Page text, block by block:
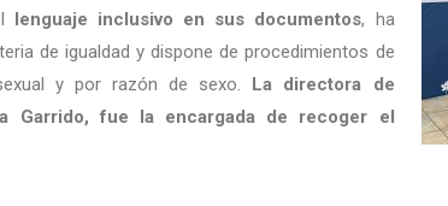
lenguaje inclusivo en sus documentos, ha
de igualdad y dispone de procedimientos de
y por razón de sexo.
La directora de
Garrido, fue la encargada de recoger el